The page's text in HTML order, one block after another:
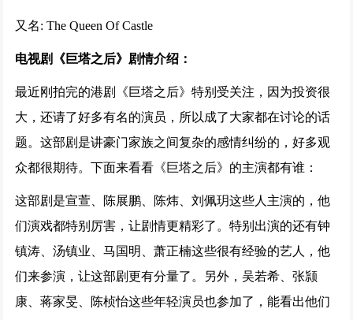
童话故事下集 (2024)
166080次播放
余烬之上 (2024)
164604次播放
平凡之路
大河之水 (2025)
159891次播放
又名: The Queen Of Castle
电视剧《巨塔之后》剧情介绍：
最近刚拍完的港剧《巨塔之后》特别受关注，因为投资很
大，还请了好多有名的演员，所以成了大家都在讨论的话
题。这部剧是讲豪门家族之间复杂的感情纠纷的，好多观
众都很期待。下面来看看《巨塔之后》的主演都有谁：
这部剧是宣萱、陈展鹏、陈炜、刘佩玥这些人主演的，他
们演戏都特别厉害，让剧情更精彩了。特别出演的还有钟
镇涛、汤镇业、马国明、萧正楠这些很有经验的艺人，他
们来参演，让这部剧更有分量了。另外，吴若希、张颕
康、蒋家旻、陈桢怡这些年轻演员也参加了，能看出他们